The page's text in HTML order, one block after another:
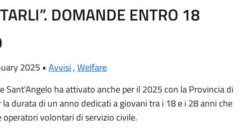
DOMANDE ENTRO 18
2025 • Avvisi ,Welfare
Sant’Angelo ha attivato anche per il 2025 con la Provincia di
la durata di un anno dedicati a giovani tra i 18 e i 28 anni che
volontari di servizio civile.